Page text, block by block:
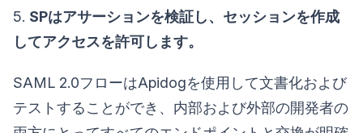
5. SPはアサーションを検証し、セッションを作成
してアクセスを許可します。
SAML 2.0フローはApidogを使用して文書化および
テストすることができ、内部および外部の開発者の